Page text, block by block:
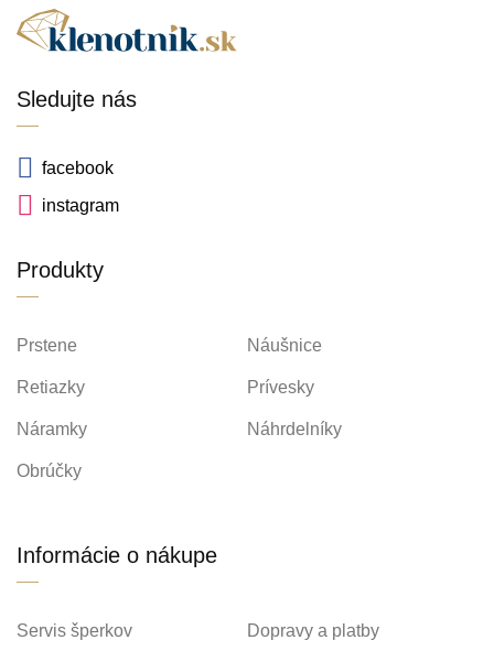
Sledujte nás
facebook
instagram
Produkty
Prstene Náušnice
Retiazky Prívesky
Náramky Náhrdelníky
Obrúčky
Informácie o nákupe
Servis šperkov Dopravy a platby